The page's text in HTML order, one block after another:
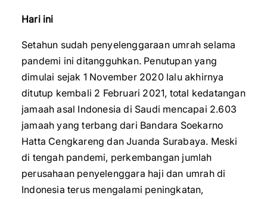
Hari ini
Setahun sudah penyelenggaraan umrah selama
pandemi ini ditangguhkan. Penutupan yang
dimulai sejak 1 November 2020 lalu akhirnya
ditutup kembali 2 Februari 2021, total kedatangan
jamaah asal Indonesia di Saudi mencapai 2.603
jamaah yang terbang dari Bandara Soekarno
Hatta Cengkareng dan Juanda Surabaya. Meski
di tengah pandemi, perkembangan jumlah
perusahaan penyelenggara haji dan umrah di
Indonesia terus mengalami peningkatan,